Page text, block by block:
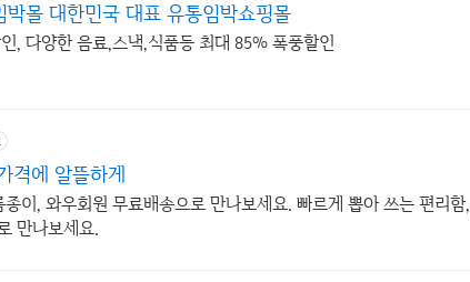
몰 대한민국 대표 유통임박쇼핑몰
, 다양한 음료,스낵,식품등 최대 85% 폭풍할인
격에 알뜰하게
이, 와우회원 무료배송으로 만나보세요. 빠르게 뽑아 쓰는 편리함,
만나보세요.